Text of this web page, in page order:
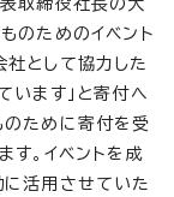
のためのイベント
社として協力した
います」と寄付へ
のために寄付を受
す。イベントを成
に活用させていた